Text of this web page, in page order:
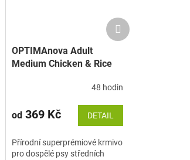
OPTIMAnova Adult
Medium Chicken & Rice
48 hodin
od 369 Kč DETAIL
Přírodní superprémiové krmivo
pro dospělé psy středních
Další
produkt